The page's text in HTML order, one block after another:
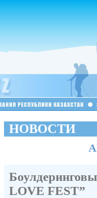
НОВОСТИ
LOVE FEST”